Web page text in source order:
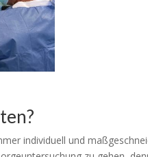
individuell und